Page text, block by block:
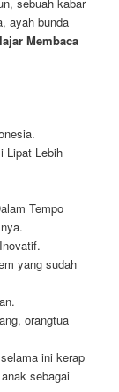
ayah bunda
Membaca
Lipat Lebih
Tempo
yang sudah
orangtua
ini kerap
sebagai